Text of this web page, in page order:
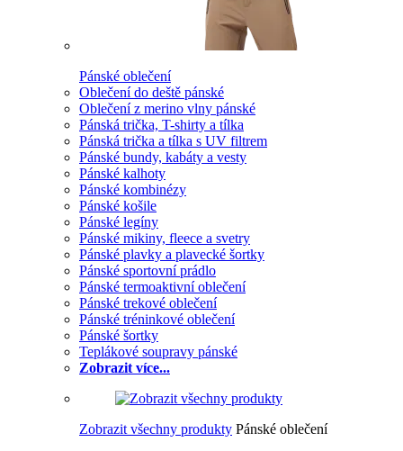
Pánské oblečení
Oblečení do deště pánské
Oblečení z merino vlny pánské
Pánská trička, T-shirty a tílka
Pánská trička a tílka s UV filtrem
Pánské bundy, kabáty a vesty
Pánské kalhoty
Pánské kombinézy
Pánské košile
Pánské legíny
Pánské mikiny, fleece a svetry
Pánské plavky a plavecké šortky
Pánské sportovní prádlo
Pánské termoaktivní oblečení
Pánské trekové oblečení
Pánské tréninkové oblečení
Pánské šortky
Teplákové soupravy pánské
Zobrazit více...
Zobrazit všechny produkty Pánské oblečení